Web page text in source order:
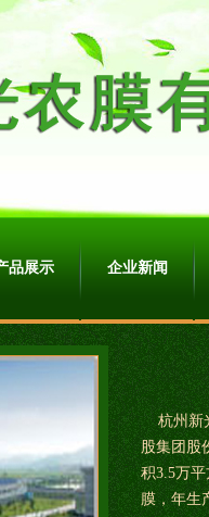
品展示 企业新闻
杭州新光
股集团股
积3.5万
膜，年生